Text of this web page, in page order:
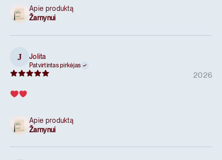
Apie produktą
Žarnynui
J Jolita
Patvirtintas pirkėjas
2026
Apie produktą
Žarnynui